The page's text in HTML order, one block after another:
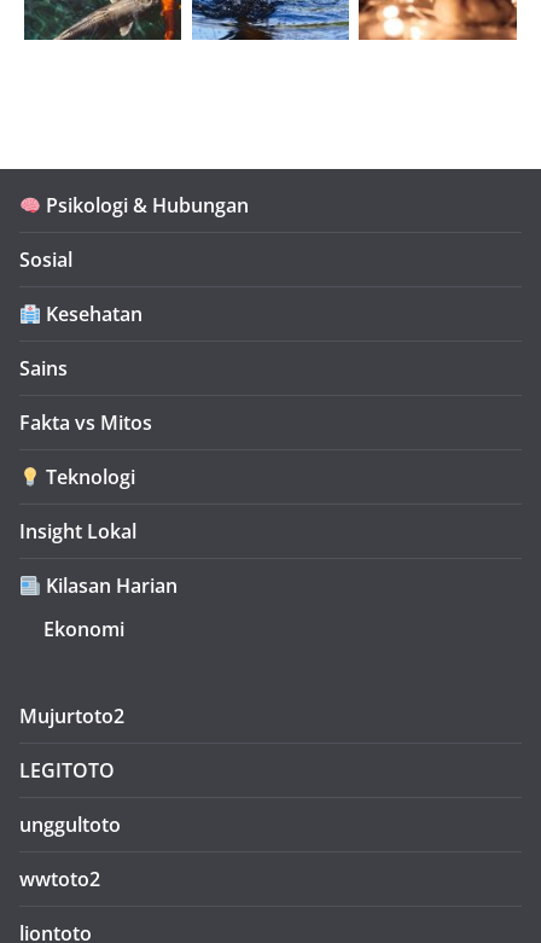
Psikologi & Hubungan
Sosial
Kesehatan
Sains
Fakta vs Mitos
Teknologi
Insight Lokal
Kilasan Harian
Ekonomi
Mujurtoto2
LEGITOTO
unggultoto
wwtoto2
liontoto